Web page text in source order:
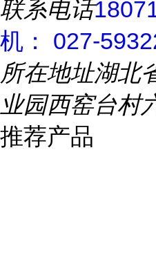
联系电话
机： 027-
所在地址湖北
业园西窑台村
推荐产品